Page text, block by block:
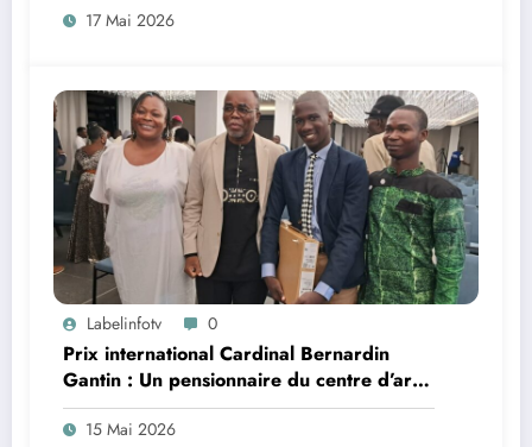
17 Mai 2026
Labelinfotv 0
Prix international Cardinal Bernardin
Gantin : Un pensionnaire du centre d’art
thérapie de l’ONG Vie et Solidarité sacré
lauréat
15 Mai 2026